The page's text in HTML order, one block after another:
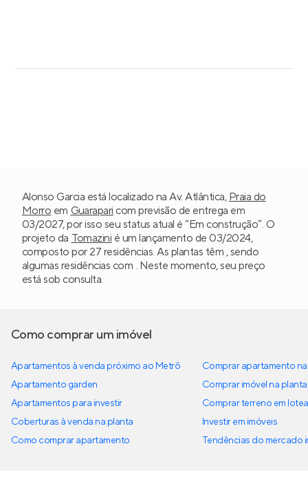
Alonso Garcia está localizado na Av. Atlântica, Praia do
Morro em Guarapari com previsão de entrega em
03/2027, por isso seu status atual é “Em construção”. O
projeto da Tomazini é um lançamento de 03/2024,
composto por 27 residências. As plantas têm , sendo
algumas residências com . Neste momento, seu preço
está sob consulta.
Como comprar um imóvel
Apartamentos à venda próximo ao Metrô
Apartamento garden
Apartamentos para investir
Coberturas à venda na planta
Como comprar apartamento
Comprar apartamento
Comprar imóvel na planta
Comprar terreno em
Investir em imóveis
Tendências do mercado